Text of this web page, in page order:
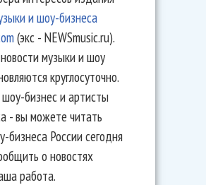
и шоу-бизнеса
(экс - NEWSmusic.ru).
музыки и шоу
круглосуточно.
шоу-бизнес и артисты
- вы можете читать
бизнеса России сегодня
о новостях
работа.